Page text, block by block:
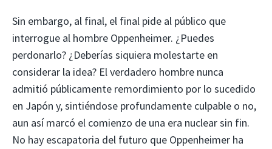
Sin embargo, al final, el final pide al público que
interrogue al hombre Oppenheimer. ¿Puedes
perdonarlo? ¿Deberías siquiera molestarte en
considerar la idea? El verdadero hombre nunca
admitió públicamente remordimiento por lo sucedido
en Japón y, sintiéndose profundamente culpable o no,
aun así marcó el comienzo de una era nuclear sin fin.
No hay escapatoria del futuro que Oppenheimer ha